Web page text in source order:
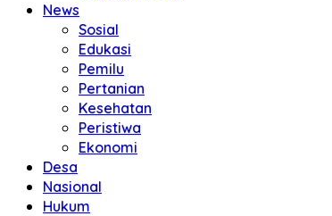
News
Sosial
Edukasi
Pemilu
Pertanian
Kesehatan
Peristiwa
Ekonomi
Desa
Nasional
Hukum